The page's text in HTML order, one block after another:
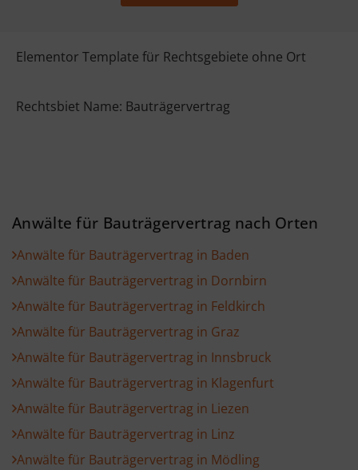
Elementor Template für Rechtsgebiete ohne Ort
Rechtsbiet Name: Bauträgervertrag
Anwälte für Bauträgervertrag nach Orten
Anwälte für Bauträgervertrag in Baden
Anwälte für Bauträgervertrag in Dornbirn
Anwälte für Bauträgervertrag in Feldkirch
Anwälte für Bauträgervertrag in Graz
Anwälte für Bauträgervertrag in Innsbruck
Anwälte für Bauträgervertrag in Klagenfurt
Anwälte für Bauträgervertrag in Liezen
Anwälte für Bauträgervertrag in Linz
Anwälte für Bauträgervertrag in Mödling